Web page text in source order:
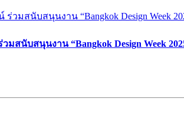
นับสนุนงาน “Bangkok Design Week